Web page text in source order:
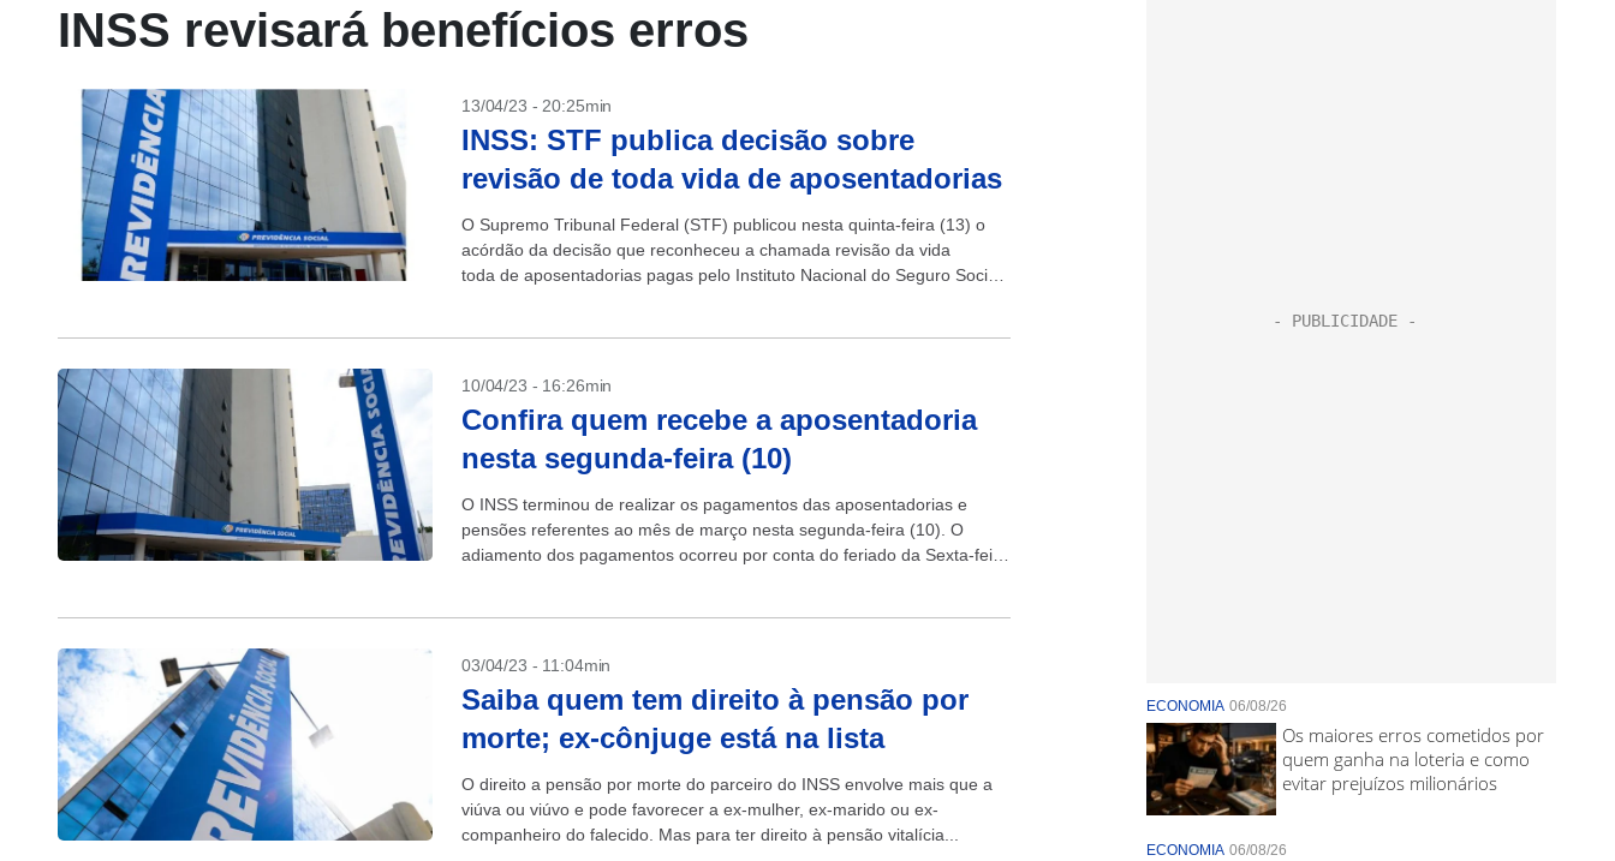
INSS revisará benefícios erros
13/04/23 - 20:25min
INSS: STF publica decisão sobre
revisão de toda vida de aposentadorias
O Supremo Tribunal Federal (STF) publicou nesta quinta-feira (13) o
acórdão da decisão que reconheceu a chamada revisão da vida
toda de aposentadorias pagas pelo Instituto Nacional do Seguro Social
10/04/23 - 16:26min
Confira quem recebe a aposentadoria
nesta segunda-feira (10)
O INSS terminou de realizar os pagamentos das aposentadorias e
pensões referentes ao mês de março nesta segunda-feira (10). O
adiamento dos pagamentos ocorreu por conta do feriado da Sexta-feira
03/04/23 - 11:04min
Saiba quem tem direito à pensão por
morte; ex-cônjuge está na lista
O direito a pensão por morte do parceiro do INSS envolve mais que a
viúva ou viúvo e pode favorecer a ex-mulher, ex-marido ou ex-
companheiro do falecido. Mas para ter direito à pensão vitalícia...
ECONOMIA 06/08/26
Os maiores erros cometidos por
quem ganha na loteria e como
evitar prejuízos milionários
ECONOMIA 06/08/26